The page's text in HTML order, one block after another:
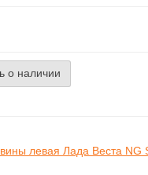
о наличии
левая Лада Веста NG